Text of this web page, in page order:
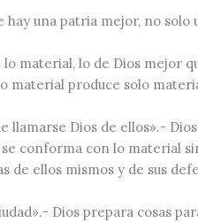
hay una patria mejor, no solo
material, lo de Dios mejor
material produce solo
llamarse Dios de ellos».-
conforma con lo material
de ellos mismos y de sus
.- Dios prepara cosas